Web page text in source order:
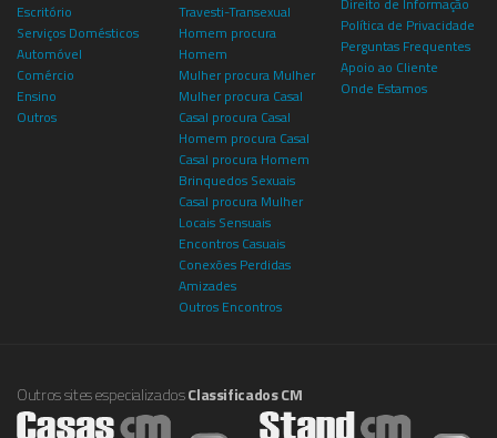
Escritório
Serviços Domésticos
Automóvel
Comércio
Ensino
Outros
Travesti-Transexual
Homem procura
Homem
Mulher procura Mulher
Mulher procura Casal
Casal procura Casal
Homem procura Casal
Casal procura Homem
Brinquedos Sexuais
Casal procura Mulher
Locais Sensuais
Encontros Casuais
Conexões Perdidas
Amizades
Outros Encontros
Direito de Informação
Política de Privacidade
Perguntas Frequentes
Apoio ao Cliente
Onde Estamos
Outros sites especializadosClassificados CM